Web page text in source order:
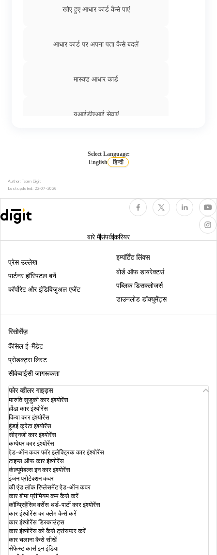
खोए हुए आधार कार्ड कैसे पाएं
आधार कार्ड पर अपना पता कैसे बदलें
मास्क्ड आधार कार्ड
यूआईडीएआई सेवाएं
बिना ओटीपी के आधार कार्ड डाउनलोड
पैन कार्ड बनाम आधार कार्ड
आधार में बायोमेट्रिक अनलॉक
आधार अपडेट के इतिहास की जांच कैसे करे
आधार कार्ड वेरिफ़िकेशन
Select Language:
English
हिन्दी
Author: Team Digit
Last updated: 22-07-2026
बारे मेंसंपर्ककरियर
रिसोर्सेज़
कैंसिल ई-मैंडेट
प्रोडक्ट्स लिस्ट
सीकेवाईसी जागरूकता
प्रेस उल्लेख
पार्टनर हॉस्पिटल बनें
कॉर्पोरेट और इंडिविजुअल एजेंट
इम्पॉर्टेंट लिंक्स
बोर्ड ऑफ डायरेक्टर्स
पब्लिक डिसक्लोजर्स
डाउनलोड डॉक्युमेंट्स
फोर व्हीलर गाइड्स
मारुति सुजुकी कार इंश्योरेंस
होंडा कार इंश्योरेंस
किया कार इंश्योरेंस
हुंडई क्रेटा इंश्योरेंस
सीएनजी कार इंश्योरेंस
कम्पेयर कार इंश्योरेंस
ऐड-ऑन कवर फॉर इलेक्ट्रिक कार इंश्योरेंस
टाइप्स ऑफ कार इंश्योरेंस
कंज़्यूमेबल्स इन कार इंश्योरेंस
इंजन प्रोटेक्शन कवर
की एंड लॉक रिप्लेसमेंट ऐड-ऑन कवर
कार बीमा प्रीमियम कम कैसे करें
कॉम्प्रिहेंसिव वर्सेस थर्ड-पार्टी कार इंश्योरेंस
कार इंश्योरेंस का क्लेम कैसे करें
कार इंश्योरेंस डिस्काउंट्स
कार इंश्योरेंस को कैसे ट्रांसफर करें
कार चलाना कैसे सीखें
सेफेस्ट कार्स इन इंडिया